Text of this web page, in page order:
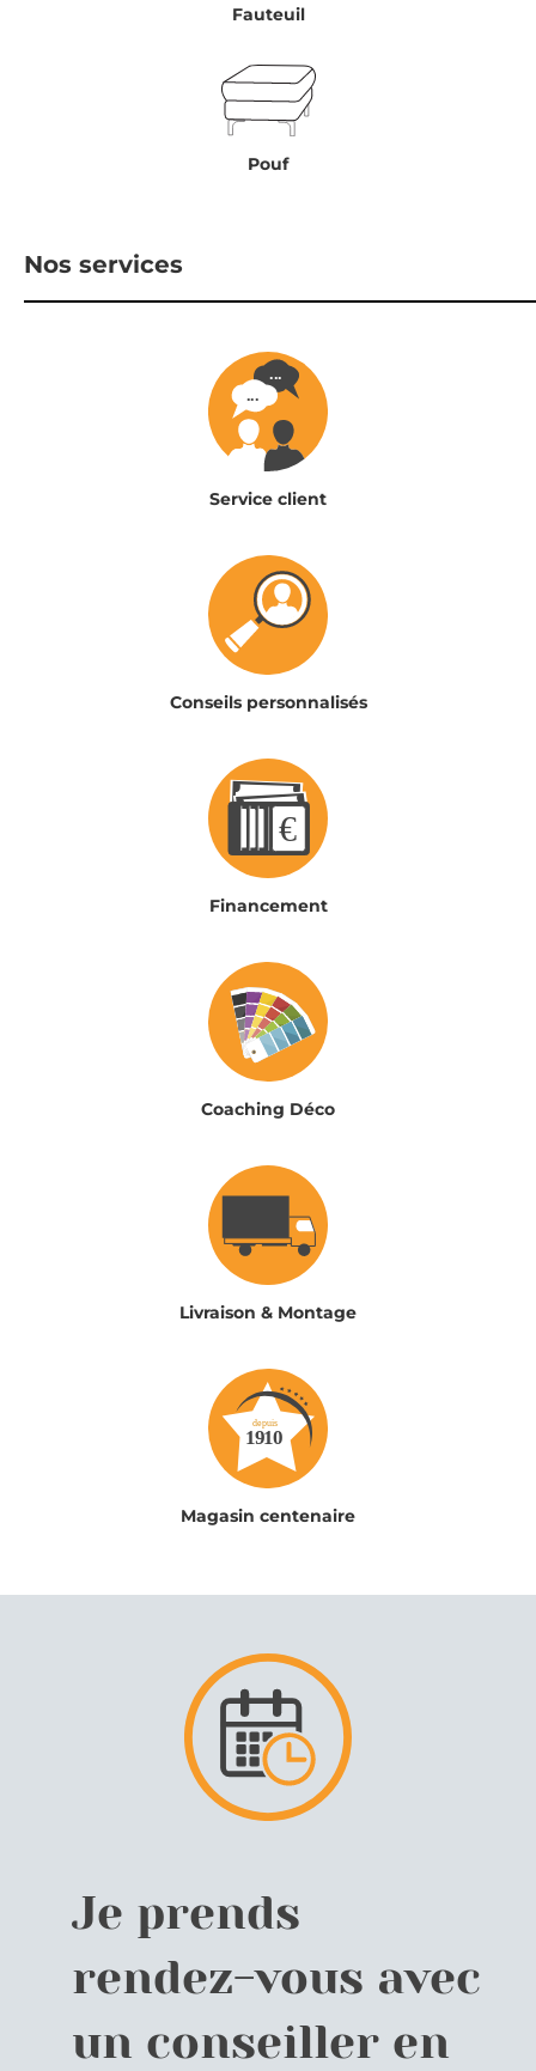
Fauteuil
Pouf
Nos services
Service client
Conseils personnalisés
Financement
Coaching Déco
Livraison & Montage
Magasin centenaire
Je prends
rendez-vous avec
un conseiller en